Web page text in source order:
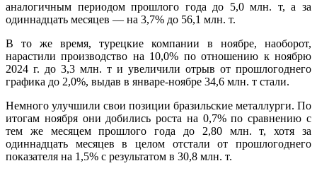
аналогичным периодом прошлого года до 5,0 млн. т, а за
одиннадцать месяцев — на 3,7% до 56,1 млн. т.
В то же время, турецкие компании в ноябре, наоборот,
нарастили производство на 10,0% по отношению к ноябрю
2024 г. до 3,3 млн. т и увеличили отрыв от прошлогоднего
графика до 2,0%, выдав в январе-ноябре 34,6 млн. т стали.
Немного улучшили свои позиции бразильские металлурги. По
итогам ноября они добились роста на 0,7% по сравнению с
тем же месяцем прошлого года до 2,80 млн. т, хотя за
одиннадцать месяцев в целом отстали от прошлогоднего
показателя на 1,5% с результатом в 30,8 млн. т.